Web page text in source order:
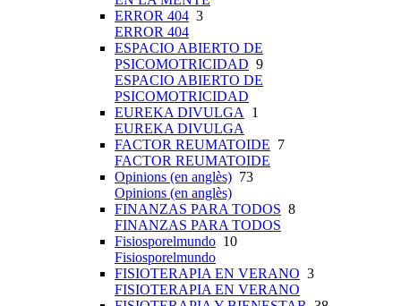
ERROR 404 3
ERROR 404
ESPACIO ABIERTO DE
PSICOMOTRICIDAD 9
ESPACIO ABIERTO DE
PSICOMOTRICIDAD
EUREKA DIVULGA
1
EUREKA DIVULGA
FACTOR REUMATOIDE 7
FACTOR REUMATOIDE
Opinions (en anglès) 73
Opinions (en anglès)
FINANZAS PARA TODOS 8
FINANZAS PARA TODOS
Fisiosporelmundo 10
Fisiosporelmundo
FISIOTERAPIA EN VERANO 3
FISIOTERAPIA EN VERANO